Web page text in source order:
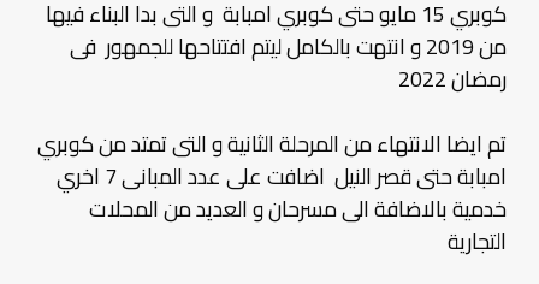
كوبري 15 مايو حتى كوبري امبابة و التى بدا البناء فيها
من 2019 و انتهت بالكامل ليتم افتتاحها للجمهور فى
رمضان 2022
تم ايضا الانتهاء من المرحلة الثانية و التى تمتد من كوبري
امبابة حتى قصر النيل اضافت على عدد المبانى 7 اخري
خدمية بالاضافة الى مسرحان و العديد من المحلات
التجارية